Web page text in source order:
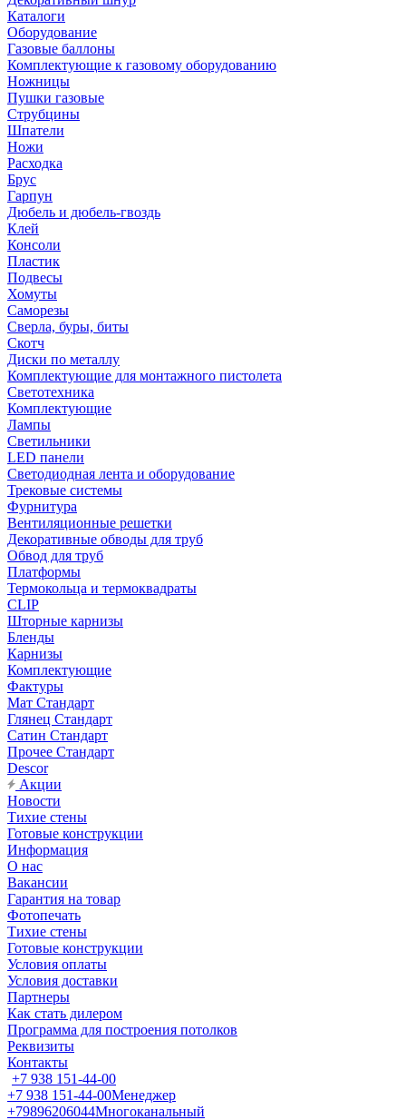
Каталоги
Оборудование
Газовые баллоны
Комплектующие к газовому оборудованию
Ножницы
Пушки газовые
Струбцины
Шпатели
Ножи
Расходка
Брус
Гарпун
Дюбель и дюбель-гвоздь
Клей
Консоли
Пластик
Подвесы
Хомуты
Саморезы
Сверла, буры, биты
Скотч
Диски по металлу
Комплектующие для монтажного пистолета
Светотехника
Комплектующие
Лампы
Светильники
LED панели
Светодиодная лента и оборудование
Трековые системы
Фурнитура
Вентиляционные решетки
Декоративные обводы для труб
Обвод для труб
Платформы
Термокольца и термоквадраты
CLIP
Шторные карнизы
Бленды
Карнизы
Комплектующие
Фактуры
Мат Стандарт
Глянец Стандарт
Сатин Стандарт
Прочее Стандарт
Descor
Акции
Новости
Тихие стены
Готовые конструкции
Информация
О нас
Вакансии
Гарантия на товар
Фотопечать
Тихие стены
Готовые конструкции
Условия оплаты
Условия доставки
Партнеры
Как стать дилером
Программа для построения потолков
Реквизиты
Контакты
+7 938 151-44-00
+7 938 151-44-00Менеджер
+79896206044Многоканальный